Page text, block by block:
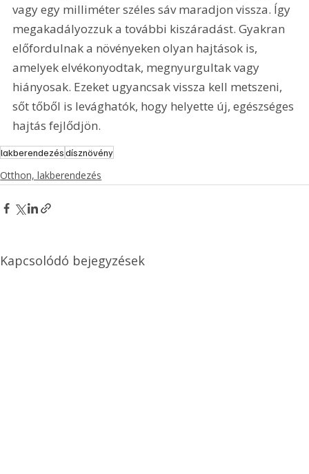
vagy egy milliméter széles sáv maradjon vissza. Így
megakadályozzuk a további kiszáradást. Gyakran
előfordulnak a növényeken olyan hajtások is,
amelyek elvékonyodtak, megnyurgultak vagy
hiányosak. Ezeket ugyancsak vissza kell metszeni,
sőt tőből is levághatók, hogy helyette új, egészséges
hajtás fejlődjön.
lakberendezésdísznövény
Otthon, lakberendezés
Kapcsolódó bejegyzések